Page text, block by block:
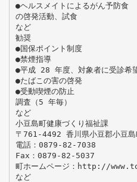
●ヘルスメイトによるがん予防食
の啓発活動、試食
など
勧奨
●国保ポイント制度
●禁煙指導
●平成 28 年度、対象者に受診希
●たばこの害の啓発
●受動喫煙の防止
調査（5 年毎）
など
小豆島町健康づくり福祉課
〒761-4492 香川県小豆郡小豆
電話：0879-82-7038
Fax：0879-82-5037
町ホームページ：http://
など